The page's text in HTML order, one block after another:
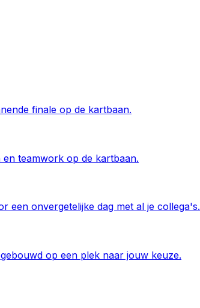
finale op de kartbaan.
teamwork op de kartbaan.
een onvergetelijke dag met al je collega's.
op een plek naar jouw keuze.